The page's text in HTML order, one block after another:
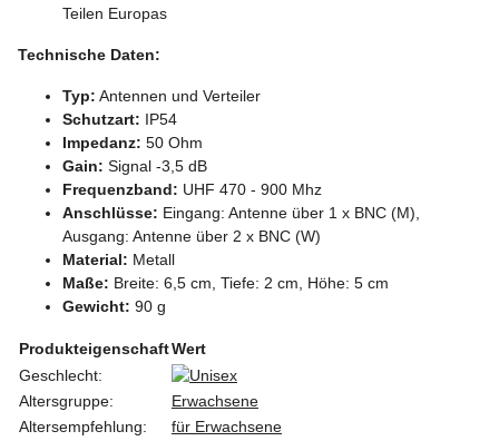
Teilen Europas
Technische Daten:
Typ: Antennen und Verteiler
Schutzart: IP54
Impedanz: 50 Ohm
Gain: Signal -3,5 dB
Frequenzband: UHF 470 - 900 Mhz
Anschlüsse: Eingang: Antenne über 1 x BNC (M),
Ausgang: Antenne über 2 x BNC (W)
Material: Metall
Maße: Breite: 6,5 cm, Tiefe: 2 cm, Höhe: 5 cm
Gewicht: 90 g
ProdukteigenschaftWert
Geschlecht:
Altersgruppe:
Erwachsene
Altersempfehlung:
für Erwachsene